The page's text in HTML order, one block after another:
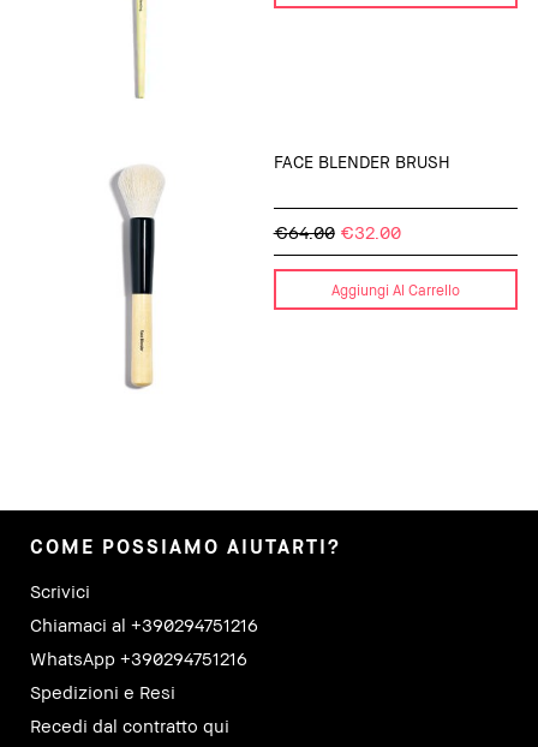
FACE BLENDER BRUSH
€64.00 €32.00
Aggiungi Al Carrello
COME POSSIAMO AIUTARTI?
Scrivici
Chiamaci al +390294751216
WhatsApp +390294751216
Spedizioni e Resi
Recedi dal contratto qui